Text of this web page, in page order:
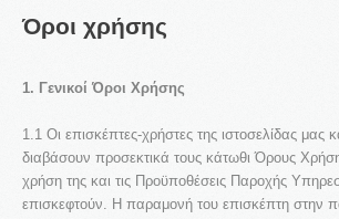
Taxi, Van, Limo και Pulman. Αγαπάμε αυτό
γι' αυτό και προσφέρουμε μοναδικές
μετακίνησης στην Αθήνα αλλά και σε όλη
Όροι χρήσης
1. Γενικοί Όροι Χρήσης
1.1 Οι επισκέπτες-χρήστες της ιστοσελίδας μας
διαβάσουν προσεκτικά τους κάτωθι Όρους
χρήση της και τις Προϋποθέσεις Παροχής
επισκεφτούν. Η παραμονή του επισκέπτη στην